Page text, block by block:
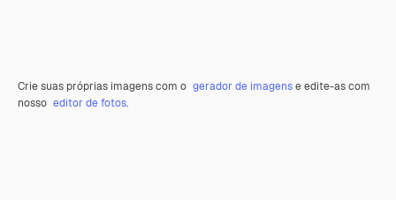
Crie suas próprias imagens com o gerador de imagense edite-as com
nosso editor de fotos.